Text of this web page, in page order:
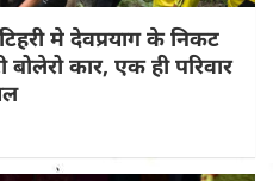
मे देवप्रयाग के निकट
बोलेरो कार, एक ही परिवार